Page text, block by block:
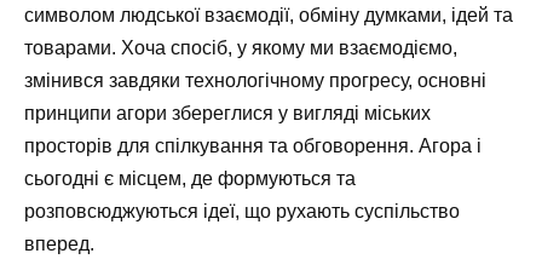
символом людської взаємодії, обміну думками, ідей та
товарами. Хоча спосіб, у якому ми взаємодіємо,
змінився завдяки технологічному прогресу, основні
принципи агори збереглися у вигляді міських
просторів для спілкування та обговорення. Агора і
сьогодні є місцем, де формуються та
розповсюджуються ідеї, що рухають суспільство
вперед.